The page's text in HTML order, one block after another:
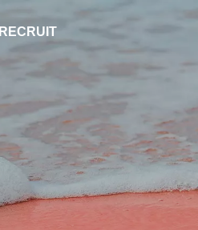
RECRUIT